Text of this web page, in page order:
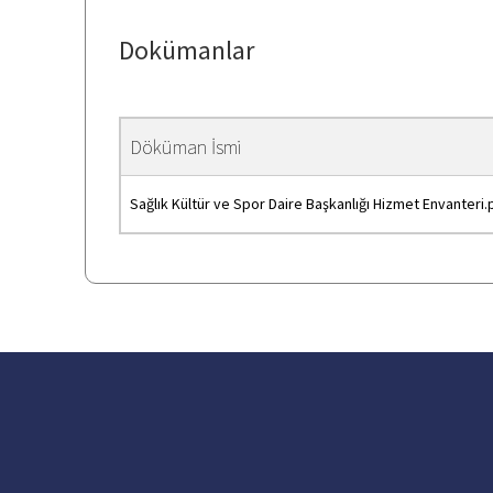
Dokümanlar
Döküman İsmi
Sağlık Kültür ve Spor Daire Başkanlığı Hizmet